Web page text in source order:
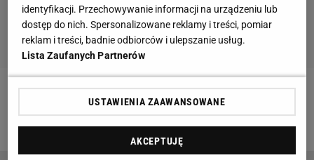
Zobacz wideoDramat reprezentanta Polski. Dostał
w oko, a potem drugi raz. Bez szans na MŚ 2022
identyfikacji. Przechowywanie informacji na urządzeniu lub
dostęp do nich. Spersonalizowane reklamy i treści, pomiar
reklam i treści, badnie odbiorców i ulepszanie usług.
Lista Zaufanych Partnerów
USTAWIENIA ZAAWANSOWANE
AKCEPTUJĘ